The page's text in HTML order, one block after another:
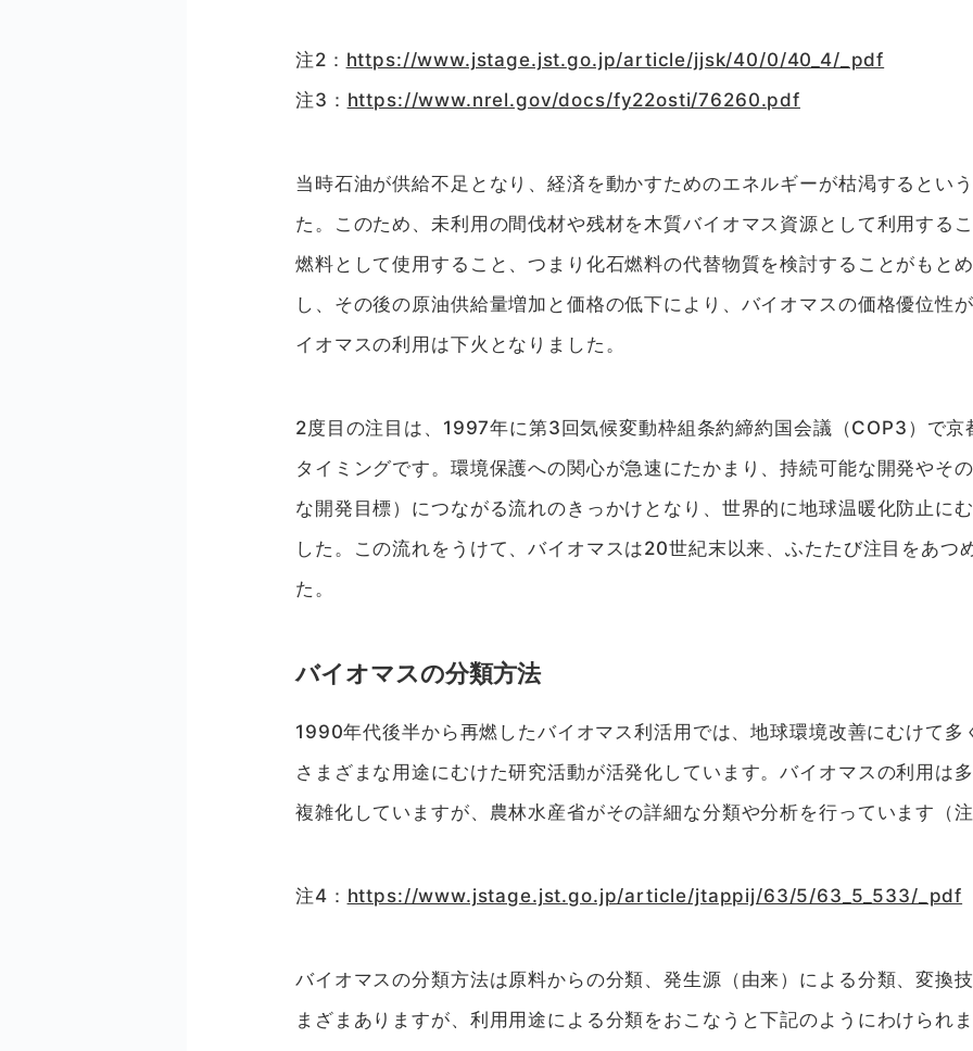
注2： https://www.jstage.jst.go.jp/article/jjsk/40/0/40_4/_pdf
注3： https://www.nrel.gov/docs/fy22osti/76260.pdf
当時石油が供給不足となり、経済を動かすためのエネルギーが枯渇するとい
た。このため、未利用の間伐材や残材を木質バイオマス資源として利用する
燃料として使用すること、つまり化石燃料の代替物質を検討することがもと
し、その後の原油供給量増加と価格の低下により、バイオマスの価格優位性
イオマスの利用は下火となりました。
2度目の注目は、1997年に第3回気候変動枠組条約締約国会議（COP3）で京
タイミングです。環境保護への関心が急速にたかまり、持続可能な開発やそ
な開発目標）につながる流れのきっかけとなり、世界的に地球温暖化防止に
した。この流れをうけて、バイオマスは20世紀末以来、ふたたび注目をあつ
た。
バイオマスの分類方法
1990年代後半から再燃したバイオマス利活用では、地球環境改善にむけて多
さまざまな用途にむけた研究活動が活発化しています。バイオマスの利用は
複雑化していますが、農林水産省がその詳細な分類や分析を行っています（
注4： https://www.jstage.jst.go.jp/article/jtappij/63/5/63_5_533/_pdf
バイオマスの分類方法は原料からの分類、発生源（由来）による分類、変換
まざまありますが、利用用途による分類をおこなうと下記のようにわけられ